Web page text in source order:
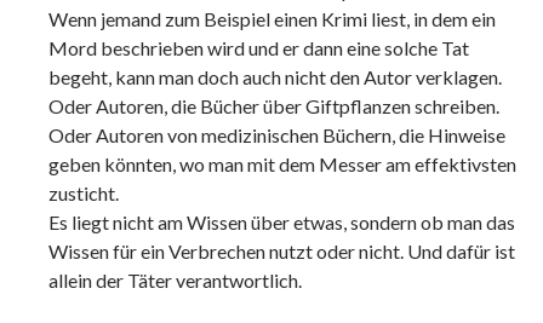
Wenn jemand zum Beispiel einen Krimi liest, in dem ein
Mord beschrieben wird und er dann eine solche Tat
begeht, kann man doch auch nicht den Autor verklagen.
Oder Autoren, die Bücher über Giftpflanzen schreiben.
Oder Autoren von medizinischen Büchern, die Hinweise
geben könnten, wo man mit dem Messer am effektivsten
zusticht.
Es liegt nicht am Wissen über etwas, sondern ob man das
Wissen für ein Verbrechen nutzt oder nicht. Und dafür ist
allein der Täter verantwortlich.